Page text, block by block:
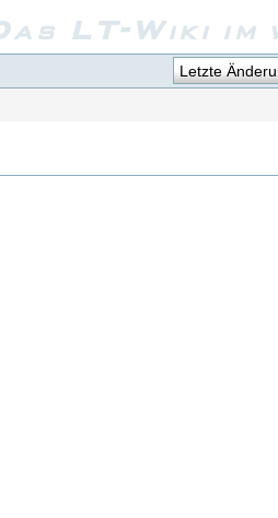
LT-Wiki im
Letzte